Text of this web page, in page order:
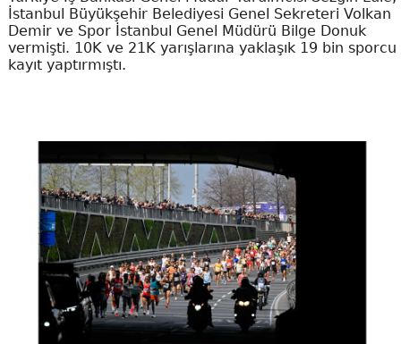
İstanbul Büyükşehir Belediyesi Genel Sekreteri Volkan
Demir ve Spor İstanbul Genel Müdürü Bilge Donuk
vermişti. 10K ve 21K yarışlarına yaklaşık 19 bin sporcu
kayıt yaptırmıştı.